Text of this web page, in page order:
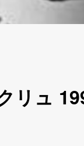
リュ